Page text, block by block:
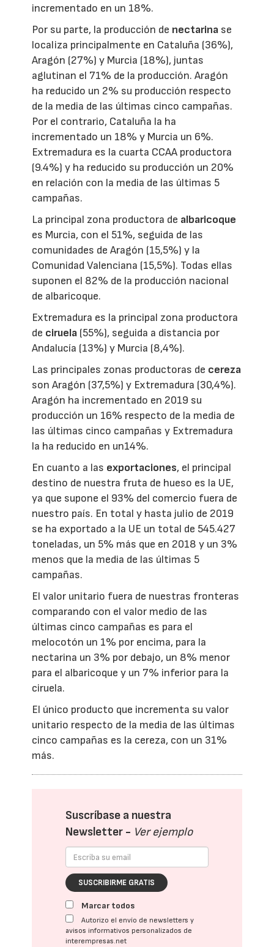
incrementado en un 18%.
Por su parte, la producción de nectarina se
localiza principalmente en Cataluña (36%),
Aragón (27%) y Murcia (18%), juntas
aglutinan el 71% de la producción. Aragón
ha reducido un 2% su producción respecto
de la media de las últimas cinco campañas.
Por el contrario, Cataluña la ha
incrementado un 18% y Murcia un 6%.
Extremadura es la cuarta CCAA productora
(9.4%) y ha reducido su producción un 20%
en relación con la media de las últimas 5
campañas.
La principal zona productora de albaricoque
es Murcia, con el 51%, seguida de las
comunidades de Aragón (15,5%) y la
Comunidad Valenciana (15,5%). Todas ellas
suponen el 82% de la producción nacional
de albaricoque.
Extremadura es la principal zona productora
de ciruela (55%), seguida a distancia por
Andalucía (13%) y Murcia (8,4%).
Las principales zonas productoras de cereza
son Aragón (37,5%) y Extremadura (30,4%).
Aragón ha incrementado en 2019 su
producción un 16% respecto de la media de
las últimas cinco campañas y Extremadura
la ha reducido en un14%.
En cuanto a las exportaciones, el principal
destino de nuestra fruta de hueso es la UE,
ya que supone el 93% del comercio fuera de
nuestro país. En total y hasta julio de 2019
se ha exportado a la UE un total de 545.427
toneladas, un 5% más que en 2018 y un 3%
menos que la media de las últimas 5
campañas.
El valor unitario fuera de nuestras fronteras
comparando con el valor medio de las
últimas cinco campañas es para el
melocotón un 1% por encima, para la
nectarina un 3% por debajo, un 8% menor
para el albaricoque y un 7% inferior para la
ciruela.
El único producto que incrementa su valor
unitario respecto de la media de las últimas
cinco campañas es la cereza, con un 31%
más.
Suscríbase a nuestra
Newsletter - Ver ejemplo
SUSCRIBIRME GRATIS
Marcar todos
Autorizo el envío de newsletters y
avisos informativos personalizados de
interempresas.net